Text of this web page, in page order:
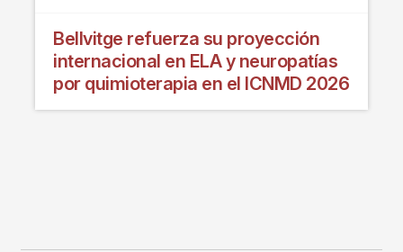
Bellvitge refuerza su proyección
internacional en ELA y neuropatías
por quimioterapia en el ICNMD 2026